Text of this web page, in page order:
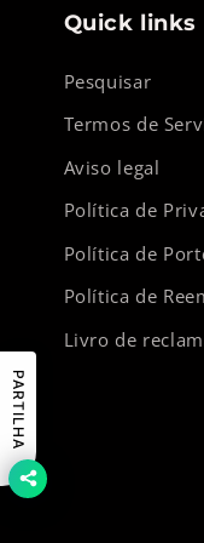
Quick links
Pesquisar
Termos de
Aviso legal
Política de
Política de
Política de
Livro de
PARTILHA